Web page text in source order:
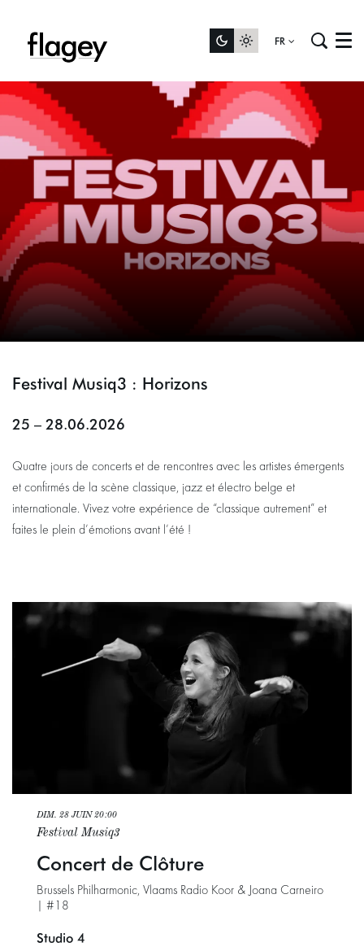
FR Menu
Festival Musiq3 : Horizons
25 – 28.06.2026
Quatre jours de concerts et de rencontres avec les artistes émergents
et confirmés de la scène classique, jazz et électro belge et
internationale. Vivez votre expérience de “classique autrement” et
faites le plein d’émotions avant l’été !
Concert de Clôture
Brussels Philharmonic, Vlaams Radio Koor & Joana Carneiro
| #18
Festival Musiq3
DIM. 28 JUIN 20:00
Studio 4